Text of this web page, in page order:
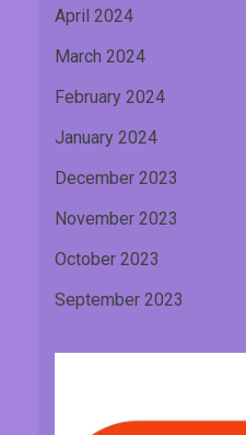
April 2024
March 2024
February 2024
January 2024
December 2023
November 2023
October 2023
September 2023